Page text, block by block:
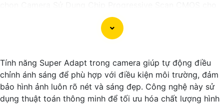
hệ thống giám sát của bạn dưới đây nhé!
Tính năng Super Adapt trong camera giúp tự động điều
chỉnh ánh sáng để phù hợp với điều kiện môi trường, đảm
bảo hình ảnh luôn rõ nét và sáng đẹp. Công nghệ này sử
dụng thuật toán thông minh để tối ưu hóa chất lượng hình